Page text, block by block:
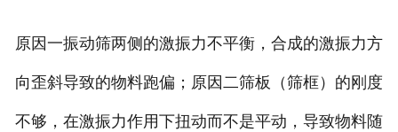
原因一振动筛两侧的激振力不平衡，合成的激振力方
向歪斜导致的物料跑偏；原因二筛板（筛框）的刚度
不够，在激振力作用下扭动而不是平动，导致物料随